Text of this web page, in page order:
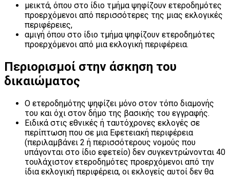
μεικτά, όπου στο ίδιο τμήμα ψηφίζουν ετεροδημότες
προερχόμενοι από περισσότερες της μιας εκλογικές
περιφέρειες,
αμιγή όπου στο ίδιο τμήμα ψηφίζουν ετεροδημότες
προερχόμενοι από μια εκλογική περιφέρεια.
Περιορισμοί στην άσκηση του
δικαιώματος
Ο ετεροδημότης ψηφίζει μόνο στον τόπο διαμονής
του και όχι στον δήμο της βασικής του εγγραφής.
Ειδικά στις εθνικές ή ταυτόχρονες εκλογές σε
περίπτωση που σε μια Εφετειακή περιφέρεια
(περιλαμβάνει 2 ή περισσότερους νομούς που
υπάγονται στο ίδιο εφετείο) δεν συγκεντρώνονται 40
τουλάχιστον ετεροδημότες προερχόμενοι από την
ίδια εκλογική περιφέρεια, οι εκλογείς αυτοί δεν θα